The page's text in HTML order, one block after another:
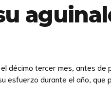
décimo tercer mes, antes
esfuerzo durante el año, que